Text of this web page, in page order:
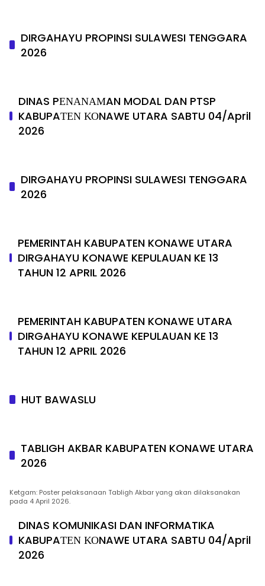
DIRGAHAYU PROPINSI SULAWESI TENGGARA
2026
DINAS PΕΝΑΝΑΜAN MODAL DAN PTSP
KABUPAΤΕΝ ΚΟNAWE UTARA SABTU 04/April
2026
DIRGAHAYU PROPINSI SULAWESI TENGGARA
2026
PEMERINTAH KABUPATEN KONAWE UTARA
DIRGAHAYU KONAWE KEPULAUAN KE 13
TAHUN 12 APRIL 2026
PEMERINTAH KABUPATEN KONAWE UTARA
DIRGAHAYU KONAWE KEPULAUAN KE 13
TAHUN 12 APRIL 2026
HUT BAWASLU
TABLIGH AKBAR KABUPATEN KONAWE UTARA
2026
Ketgam: Poster pelaksanaan Tabligh Akbar yang akan dilaksanakan
pada 4 April 2026.
DINAS KOMUNIKASI DAN INFORMATIKA
KABUPAΤΕΝ ΚΟNAWE UTARA SABTU 04/April
2026